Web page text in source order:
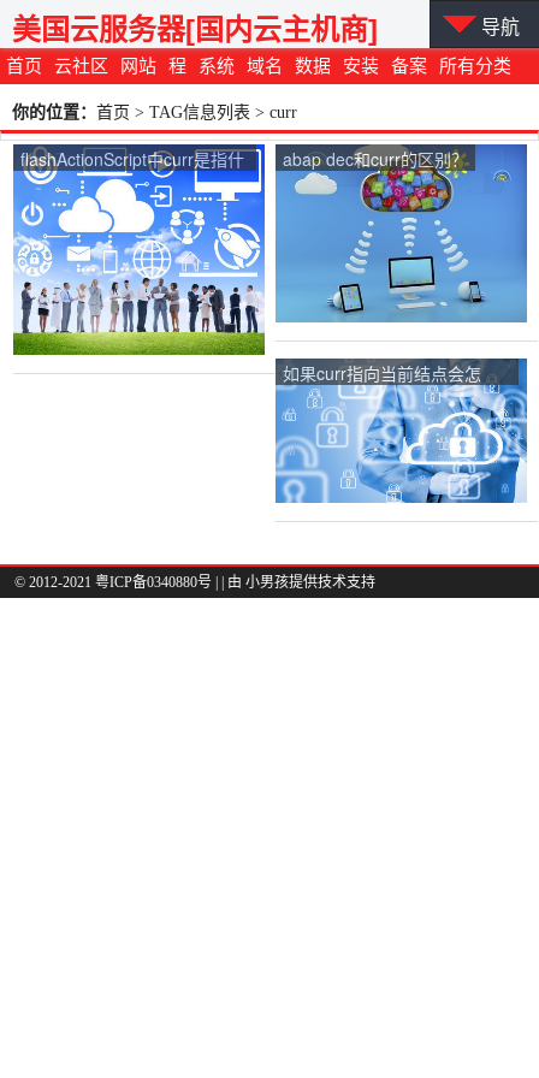
首页 云社区 网站 程 系统 域名 数据 安装 备案 所有分类
美国云服务器[国内云主机商] 导航
你的位置： 首页 > TAG信息列表 > curr
flashActionScript中curr是指什
么意思？
abap dec和curr的区别？
如果curr指向当前结点会怎
样？
© 2012-2021 粤ICP备0340880号 | | 由 小男孩提供技术支持